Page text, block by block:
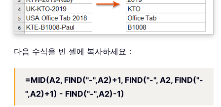
다음 수식을 빈 셀에 복사하세요：
=MID(A2, FIND("-",A2)+1, FIND("-", A2, FIND("-
",A2)+1) - FIND("-",A2)-1)